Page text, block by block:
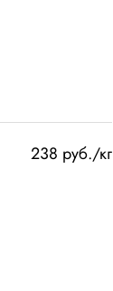
238 руб./кг